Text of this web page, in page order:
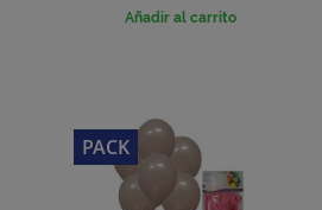
Añadir al carrito
PACK